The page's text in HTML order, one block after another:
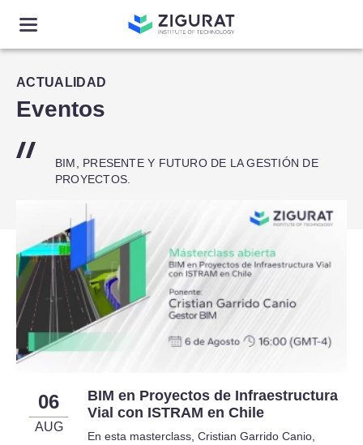
ACTUALIDAD
Eventos
BIM, PRESENTE Y FUTURO DE LA GESTIÓN DE
PROYECTOS.
06
AUG
BIM en Proyectos de Infraestructura
Vial con ISTRAM en Chile
En esta masterclass, Cristian Garrido Canio,